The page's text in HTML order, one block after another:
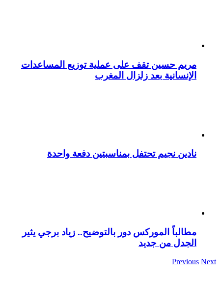
مريم حسين تقف على عملية توزيع المساعدات
الإنسانية بعد زلزال المغرب
نادين نجيم تحتفل بمناسبتين دفعة واحدة
مطالباً الموركس دور بالتوضيح.. زياد برجي يثير
الجدل من جديد
Previous Next